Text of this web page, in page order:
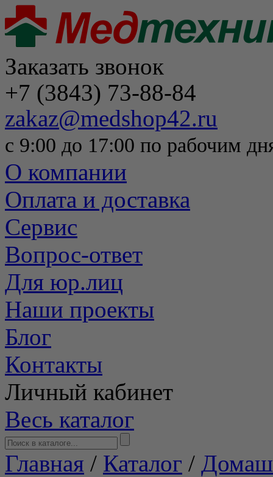
Заказать звонок
+7 (3843) 73-88-84
zakaz@medshop42.ru
с 9:00 до 17:00 по рабочим
О компании
Оплата и доставка
Сервис
Вопрос-ответ
Для юр.лиц
Наши проекты
Блог
Контакты
Личный кабинет
Весь каталог
Главная / Каталог /